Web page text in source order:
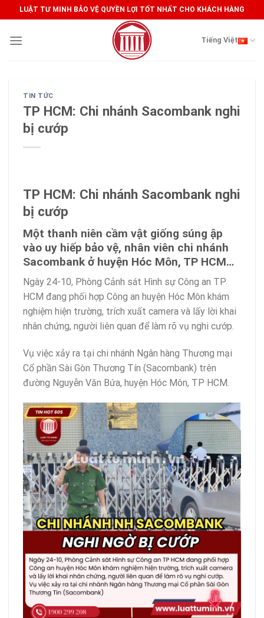
to
content
LUẬT TƯ MINH BẢO VỆ QUYỀN LỢI TỐT NHẤT CHO KHÁCH HÀNG
Tiếng Việt
TIN TỨC
TP HCM: Chi nhánh Sacombank nghi
bị cướp
TP HCM: Chi nhánh Sacombank nghi
bị cướp
Một thanh niên cầm vật giống súng ập
vào uy hiếp bảo vệ, nhân viên chi nhánh
Sacombank ở huyện Hóc Môn, TP HCM…
Ngày 24-10, Phòng Cảnh sát Hình sự Công an TP
HCM đang phối hợp Công an huyện Hóc Môn khám
nghiệm hiện trường, trích xuất camera và lấy lời khai
nhân chứng, người liên quan để làm rõ vụ nghi cướp.
Vụ việc xảy ra tại chi nhánh Ngân hàng Thương mại
Cổ phần Sài Gòn Thương Tín (Sacombank) trên
đường Nguyễn Văn Bứa, huyện Hóc Môn, TP HCM.